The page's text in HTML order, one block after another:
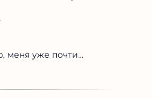
меня уже почти...